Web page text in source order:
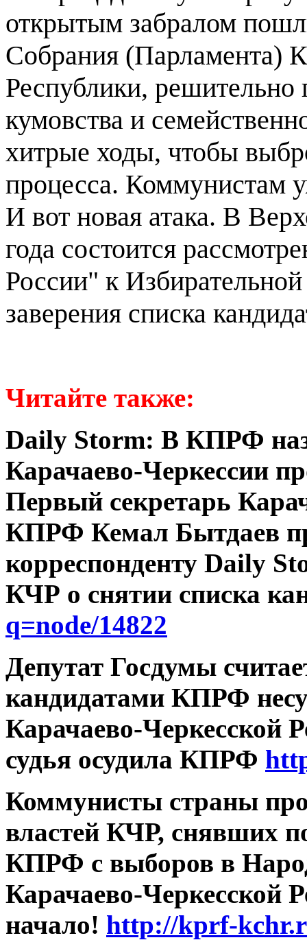
открытым забралом
Собрания (Парламента)
Республики, решительно
кумовства и
хитрые ходы, чтобы
процесса. Коммунистам
И вот новая атака. В
года состоится
России" к
заверения списка
Читайте также:
Daily Storm: В КПРФ
Карачаево-Черкессии
Первый секретарь
КПРФ Кемал Бытдаев
корреспонденту Daily
КЧР о снятии списка
q=node/14822
Депутат Госдумы
кандидатами КПРФ
Карачаево-Черкесской
судья осудила КПРФ
Коммунисты страны
властей КЧР, снявших
КПРФ с выборов в
Карачаево-Черкесской
начало! http://kprf-